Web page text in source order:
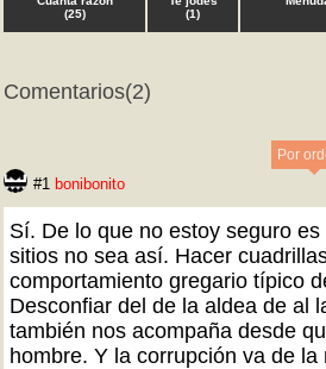
(25)
(1)
Comentarios(2)
Por
#1 bonibonito
Sí. De lo que no estoy seguro
sitios no sea así. Hacer
comportamiento gregario típico
Desconfiar del de la aldea de al
también nos acompaña desde
hombre. Y la corrupción va de la